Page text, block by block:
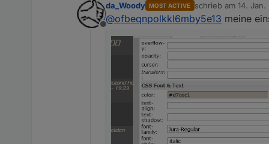
Das hängt
Einige
Offline
da_Woody MOST ACTIVE schrieb am 14. Jan.
zuletzt editiert von
@ofbeqnpolkkl6mby5e13 meine